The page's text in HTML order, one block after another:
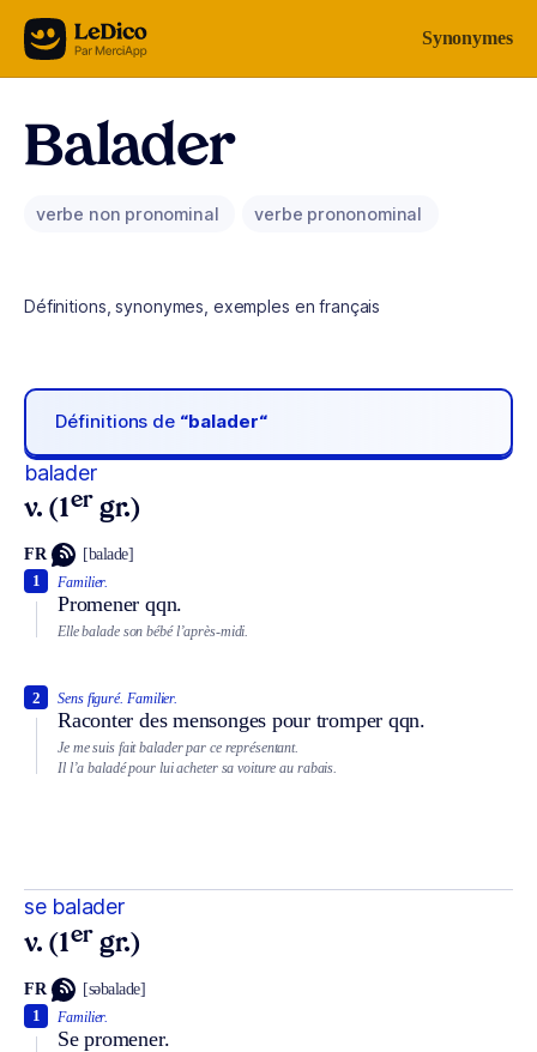
Aller au contenu Synonymes
Balader
verbe non pronominal verbe prononominal
Définitions, synonymes, exemples en français
Définitions de “balader“
balader
v. (1er gr.)
FR [balade]
Familier.
Promener qqn.
1
Elle balade son bébé l’après-midi.
Sens figuré. Familier.
Raconter des mensonges pour tromper qqn.
2
Je me suis fait balader par ce représentant.
Il l’a baladé pour lui acheter sa voiture au rabais.
se balader
v. (1er gr.)
FR [səbalade]
Familier.
Se promener.
1